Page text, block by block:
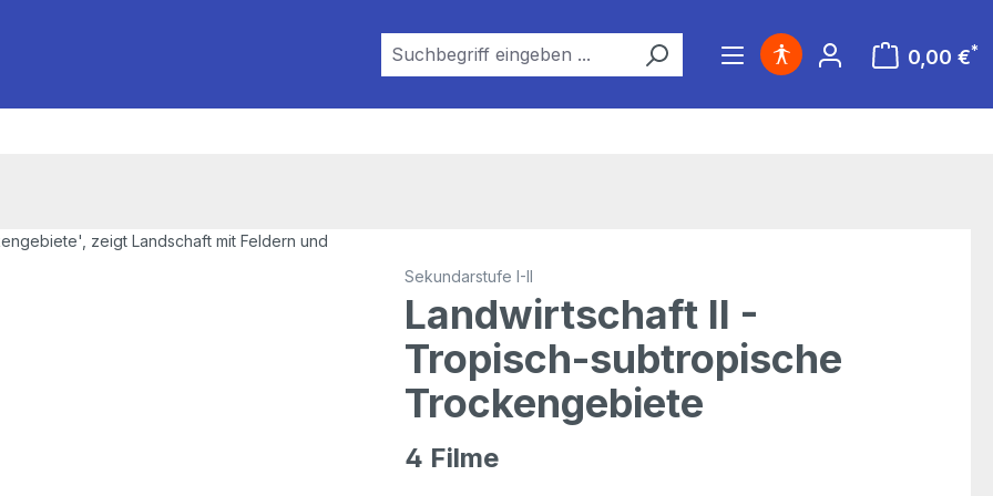
0,00 €*
Warenkorb
Sekundarstufe I-II
Landwirtschaft II -
Tropisch-subtropische
Trockengebiete
4 Filme